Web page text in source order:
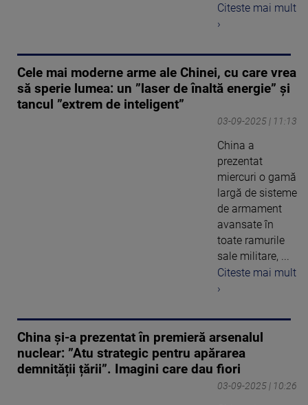
Citeste mai mult
›
Cele mai moderne arme ale Chinei, cu care vrea
să sperie lumea: un ”laser de înaltă energie” și
tancul ”extrem de inteligent”
03-09-2025 | 11:13
China a
prezentat
miercuri o gamă
largă de sisteme
de armament
avansate în
toate ramurile
sale militare, ...
Citeste mai mult
›
China și-a prezentat în premieră arsenalul
nuclear: ”Atu strategic pentru apărarea
demnității țării”. Imagini care dau fiori
03-09-2025 | 10:26